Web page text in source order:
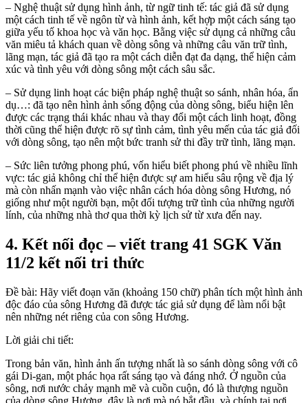
– Nghệ thuật sử dụng hình ảnh, từ ngữ tinh tế: tác giả đã sử dụng
một cách tinh tế về ngôn từ và hình ảnh, kết hợp một cách sáng tạo
giữa yếu tố khoa học và văn học. Bằng việc sử dụng cả những câu
văn miêu tả khách quan về dòng sông và những câu văn trữ tình,
lãng mạn, tác giả đã tạo ra một cách diễn đạt đa dạng, thể hiện cảm
xúc và tình yêu với dòng sông một cách sâu sắc.
– Sử dụng linh hoạt các biện pháp nghệ thuật so sánh, nhân hóa, ẩn
dụ…: đã tạo nên hình ảnh sống động của dòng sông, biểu hiện lên
được các trạng thái khác nhau và thay đổi một cách linh hoạt, đồng
thời cũng thể hiện được rõ sự tình cảm, tình yêu mến của tác giả đối
với dòng sông, tạo nên một bức tranh sử thi đầy trữ tình, lãng mạn.
– Sức liên tưởng phong phú, vốn hiểu biết phong phú về nhiều lĩnh
vực: tác giả không chỉ thể hiện được sự am hiểu sâu rộng về địa lý
mà còn nhấn mạnh vào việc nhân cách hóa dòng sông Hương, nó
giống như một người bạn, một đối tượng trữ tình của những người
lính, của những nhà thơ qua thời kỳ lịch sử từ xưa đến nay.
4. Kết nối đọc – viết trang 41 SGK Văn
11/2 kết nối tri thức
Đề bài: Hãy viết đoạn văn (khoảng 150 chữ) phân tích một hình ảnh
độc đáo của sông Hương đã được tác giả sử dụng để làm nổi bật
nên những nét riêng của con sông Hương.
Lời giải chi tiết:
Trong bản văn, hình ảnh ấn tượng nhất là so sánh dòng sông với cô
gái Di-gan, một phác họa rất sáng tạo và đáng nhớ. Ở nguồn của
sông, nơi nước chảy mạnh mẽ và cuồn cuộn, đó là thượng nguồn
của dòng sông Hương, đây là nơi mà nó bắt đầu, và chính tại nơi